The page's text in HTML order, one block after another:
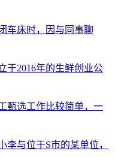
车床时，因与同事聊
于2016年的生鲜创业公
甄选工作比较简单，一
李与位于S市的某单位，